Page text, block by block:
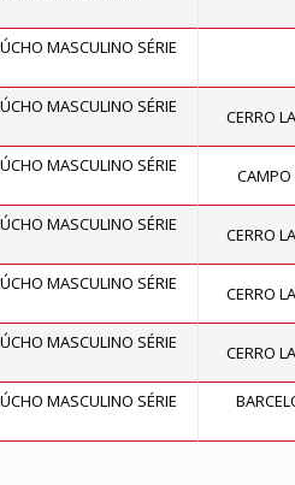
MASCULINO SÉRIE
MASCULINO SÉRIE
CERRO
MASCULINO SÉRIE
CAMPO
MASCULINO SÉRIE
CERRO
MASCULINO SÉRIE
CERRO
MASCULINO SÉRIE
CERRO
MASCULINO SÉRIE